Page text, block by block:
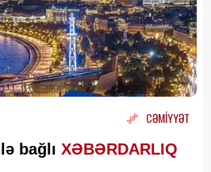
CƏMİYYƏT
bağlı XƏBƏRDARLIQ